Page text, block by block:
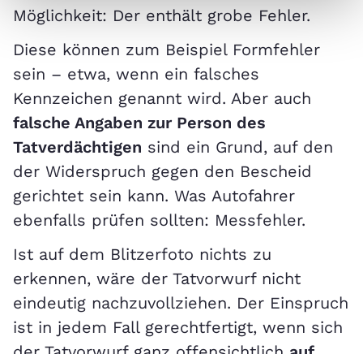
Möglichkeit: Der enthält grobe Fehler.
Diese können zum Beispiel Formfehler
sein – etwa, wenn ein falsches
Kennzeichen genannt wird. Aber auch
falsche Angaben zur Person des
Tatverdächtigen sind ein Grund, auf den
der Widerspruch gegen den Bescheid
gerichtet sein kann. Was Autofahrer
ebenfalls prüfen sollten: Messfehler.
Ist auf dem Blitzerfoto nichts zu
erkennen, wäre der Tatvorwurf nicht
eindeutig nachzuvollziehen. Der Einspruch
ist in jedem Fall gerechtfertigt, wenn sich